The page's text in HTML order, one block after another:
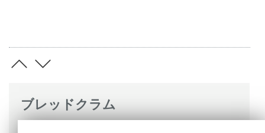
ブレッドクラム